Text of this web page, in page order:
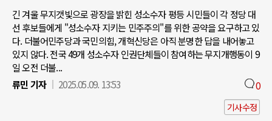
긴 겨울 무지갯빛으로 광장을 밝힌 성소수자 평등 시민들이 각 정당 대
선 후보들에게 "성소수자 지키는 민주주의"를 위한 공약을 요구하고 있
다. 더불어민주당과 국민의힘, 개혁신당은 아직 분명한 답을 내어놓고
있지 않다. 전국 49개 성소수자 인권단체들이 참여하는 무지개행동이 9
일 오전 더불...
류민 기자
2025.05.09. 13:53 0
기사수정